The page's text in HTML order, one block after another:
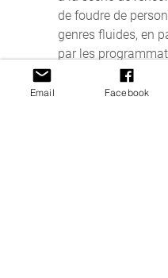
de foudre de
genres fluides, en
par les
d'actions loisir par
gay face à un club
Email Facebook